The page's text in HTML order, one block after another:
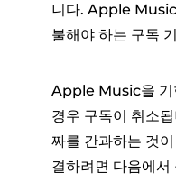
니다. Apple Music
불해야 하는 구독
Apple Music을 기
경우 구독이 취소
짜를 간과하는 것
결하려면 다음에서